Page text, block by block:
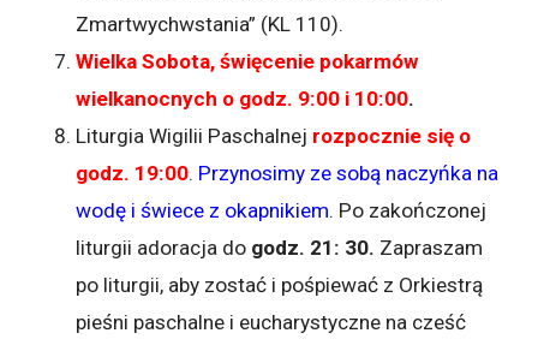
Zmartwychwstania” (KL 110).
Wielka Sobota, święcenie pokarmów
wielkanocnych o godz. 9:00 i 10:00.
Liturgia Wigilii Paschalnej rozpocznie się o
godz. 19:00. Przynosimy ze sobą naczyńka na
wodę i świece z okapnikiem. Po zakończonej
liturgii adoracja do godz. 21: 30. Zapraszam
po liturgii, aby zostać i pośpiewać z Orkiestrą
pieśni paschalne i eucharystyczne na cześć